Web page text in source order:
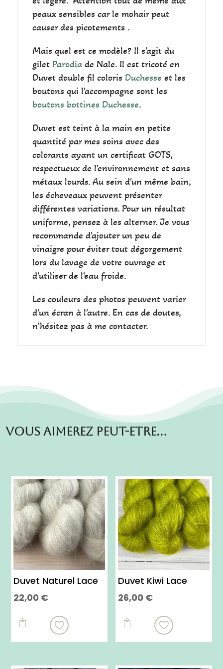
peaux sensibles car le mohair peut
causer des picotements .
Mais quel est ce modèle? Il s'agit du
gilet Parodiade Nale. Il est tricoté en
Duvet double fil coloris Duchesse et les
boutons qui l'accompagne sont les
boutons bottines Duchesse.
Duvet est teint à la main en petite
quantité par mes soins avec des
colorants ayant un certificat GOTS,
respectueux de l'environnement et sans
métaux lourds. Au sein d'un même bain,
les écheveaux peuvent présenter
différentes variations. Pour un résultat
uniforme, pensez à les alterner. Je vous
recommande d'ajouter un peu de
vinaigre pour éviter tout dégorgement
lors du lavage de votre ouvrage et
d'utiliser de l'eau froide.
Les couleurs des photos peuvent varier
d'un écran à l'autre. En cas de doutes,
n'hésitez pas à me contacter.
Vous aimerez peut-etre…
Duvet Naturel Lace
22,00 €

produit
Duvet Kiwi Lace
26,00 €

produit